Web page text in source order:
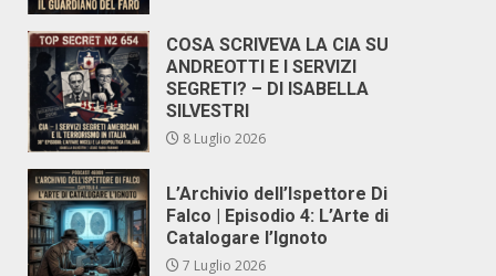
COSA SCRIVEVA LA CIA SU
ANDREOTTI E I SERVIZI
SEGRETI? – DI ISABELLA
SILVESTRI
8 Luglio 2026
L’Archivio dell’Ispettore Di
Falco | Episodio 4: L’Arte di
Catalogare l’Ignoto
7 Luglio 2026